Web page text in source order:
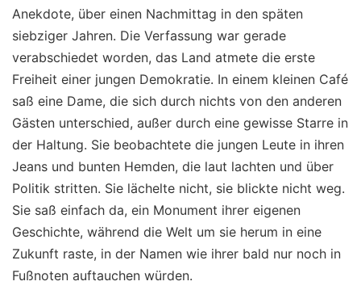
Anekdote, über einen Nachmittag in den späten
siebziger Jahren. Die Verfassung war gerade
verabschiedet worden, das Land atmete die erste
Freiheit einer jungen Demokratie. In einem kleinen Café
saß eine Dame, die sich durch nichts von den anderen
Gästen unterschied, außer durch eine gewisse Starre in
der Haltung. Sie beobachtete die jungen Leute in ihren
Jeans und bunten Hemden, die laut lachten und über
Politik stritten. Sie lächelte nicht, sie blickte nicht weg.
Sie saß einfach da, ein Monument ihrer eigenen
Geschichte, während die Welt um sie herum in eine
Zukunft raste, in der Namen wie ihrer bald nur noch in
Fußnoten auftauchen würden.